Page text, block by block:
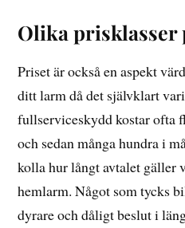
Olika prisklasser
Priset är också en aspekt
ditt larm då det självklart
fullserviceskydd kostar ofta
och sedan många hundra i
kolla hur långt avtalet gäller
hemlarm. Något som tycks
dyrare och dåligt beslut i